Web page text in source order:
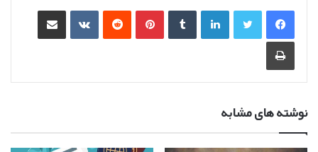
لینکدین‫تامبلر ‫پین‌ترست‫رددیت ‫VKontakteاشتراک گذاری از طریق ایمیل
چاپ
نوشته های مشابه